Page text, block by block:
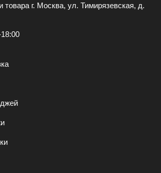
товара г. Москва, ул. Тимирязевская, д.